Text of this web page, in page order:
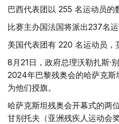
巴西代表团以 255 名运动员的
比赛主办国法国将派出237名运
美国代表团有 220 名运动员，
8月21日，政府总理沃勒扎斯·
2024年巴黎残奥会的哈萨克
为他们授旗。
哈萨克斯坦残奥会开幕式的两
甘别托夫（亚洲残疾人运动会